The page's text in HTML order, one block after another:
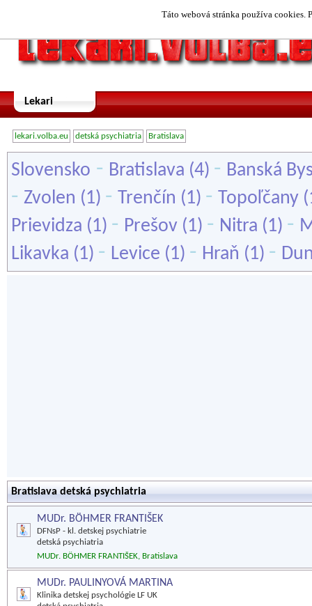
Táto webová stránka používa cookies.
Lekari
lekari.volba.eu detská psychiatria Bratislava
Slovensko - Bratislava (4) - Banská
- Zvolen (1) - Trenčín (1) - Topoľčany
Prievidza (1) - Prešov (1) - Nitra (1) -
Likavka (1) - Levice (1) - Hraň (1) -
Bratislava detská psychiatria
MUDr. BÖHMER FRANTIŠEK
DFNsP - kl. detskej psychiatrie
detská psychiatria
MUDr. BÖHMER FRANTIŠEK, Bratislava
MUDr. PAULINYOVÁ MARTINA
Klinika detskej psychológie LF UK